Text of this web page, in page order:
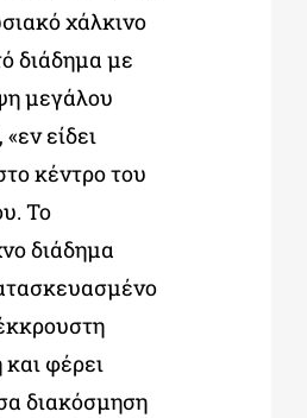
χάλκινο
διάδημα με
μεγάλου
είδει
κέντρο του
Το
διάδημα
και φέρει
διακόσμηση